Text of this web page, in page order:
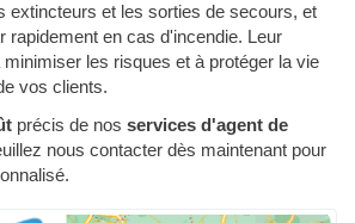
extincteurs et les sorties de secours, et
rapidement en cas d'incendie. Leur
les risques et à protéger la vie
vos clients.
précis de nos services d'agent de
nous contacter dès maintenant pour